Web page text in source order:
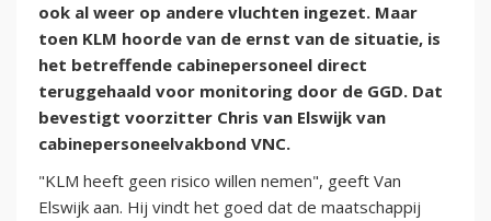
ook al weer op andere vluchten ingezet. Maar
toen KLM hoorde van de ernst van de situatie, is
het betreffende cabinepersoneel direct
teruggehaald voor monitoring door de GGD. Dat
bevestigt voorzitter Chris van Elswijk van
cabinepersoneelvakbond VNC.
"KLM heeft geen risico willen nemen", geeft Van
Elswijk aan. Hij vindt het goed dat de maatschappij